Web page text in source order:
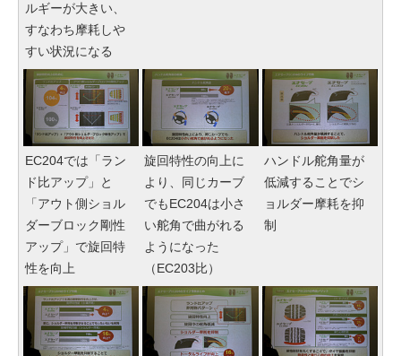
ルギーが大きい、
すなわち摩耗しや
すい状況になる
EC204では「ラン
ド比アップ」と
「アウト側ショル
ダーブロック剛性
アップ」で旋回特
性を向上
旋回特性の向上に
より、同じカーブ
でもEC204は小さ
い舵角で曲がれる
ようになった
（EC203比）
ハンドル舵角量が
低減することでシ
ョルダー摩耗を抑
制